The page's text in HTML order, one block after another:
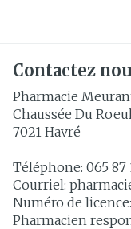
Contactez
Pharmacie
Chaussée Du
7021 Havré
Téléphone: 065 87
Courriel:
Numéro de licence:
Pharmacien